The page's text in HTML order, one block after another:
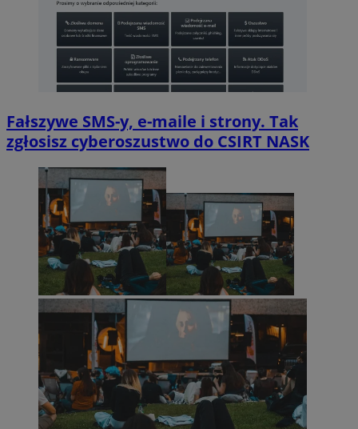
Fałszywe SMS-y, e-maile i strony. Tak
zgłosisz cyberoszustwo do CSIRT NASK